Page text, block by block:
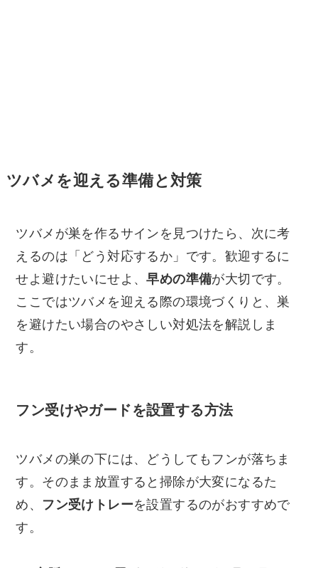
ツバメを迎える準備と対策
ツバメが巣を作るサインを見つけたら、次に考
えるのは「どう対応するか」です。歓迎するに
せよ避けたいにせよ、早めの準備が大切です。
ここではツバメを迎える際の環境づくりと、巣
を避けたい場合のやさしい対処法を解説しま
す。
フン受けやガードを設置する方法
ツバメの巣の下には、どうしてもフンが落ちま
す。そのまま放置すると掃除が大変になるた
め、 フン受けトレーを設置するのがおすすめで
す。